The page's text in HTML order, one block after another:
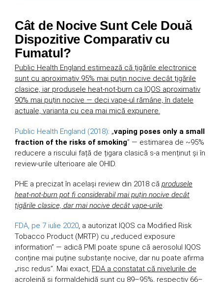
Cât de Nocive Sunt Cele Două
Dispozitive Comparativ cu
Fumatul?
Public Health England estimează că țigările electronice
sunt cu aproximativ 95% mai puțin nocive decât țigările
clasice, iar produsele heat-not-burn ca IQOS aproximativ
90% mai puțin nocive — deci vape-ul rămâne, în datele
actuale, varianta cu cea mai mică expunere.
Public Health England (2018): „vaping poses only a small
fraction of the risks of smoking” — estimarea de ~95%
reducere a riscului față de țigara clasică s-a menținut și în
review-urile ulterioare ale OHID.
PHE a precizat în același review din 2018 că produsele
heat-not-burn pot fi considerabil mai puțin nocive decât
țigările clasice, dar mai nocive decât vape-urile.
FDA, pe 7 iulie 2020, a autorizat IQOS ca Modified Risk
Tobacco Product (MRTP) cu „reduced exposure
information” — adică PMI poate spune că aerosolul IQOS
conține mai puține substanțe nocive, dar nu poate afirma
„risc redus”. Mai exact, FDA a constatat că nivelurile de
acroleină și formaldehidă sunt cu 89–95%, respectiv 66–